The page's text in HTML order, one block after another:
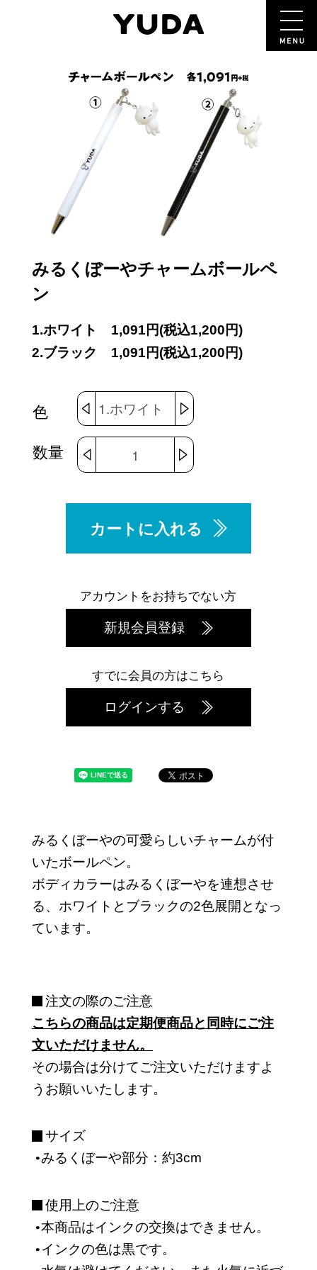
みるくぼーやチャームボールペ
ン
1.ホワイト
1,091円(税込1,200円)
2.ブラック
1,091円(税込1,200円)
色
数量
カートに入れる
アカウントをお持ちでない方
新規会員登録
すでに会員の方はこちら
ログインする
みるくぼーやの可愛らしいチャームが付
いたボールペン。
ボディカラーはみるくぼーやを連想させ
る、ホワイトとブラックの2色展開となっ
ています。
注文の際のご注意
こちらの商品は定期便商品と同時にご注
文いただけません。
その場合は分けてご注文いただけますよ
うお願いいたします。
サイズ
みるくぼーや部分：約3cm
使用上のご注意
本商品はインクの交換はできません。
インクの色は黒です。